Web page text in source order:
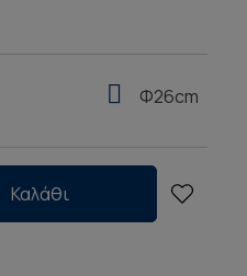
Φ26cm
Καλάθι